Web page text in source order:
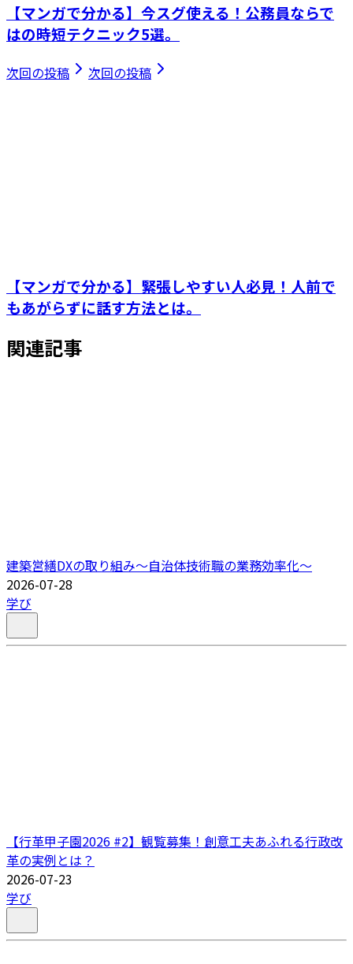
【マンガで分かる】今スグ使える！公務員ならで
はの時短テクニック5選。
次回の投稿 次回の投稿
【マンガで分かる】緊張しやすい人必見！人前で
もあがらずに話す方法とは。
関連記事
建築営繕DXの取り組み～自治体技術職の業務効率化～
2026-07-28
学び
【行革甲子園2026 #2】観覧募集！創意工夫あふれる行政改
革の実例とは？
2026-07-23
学び